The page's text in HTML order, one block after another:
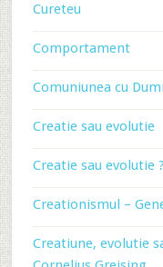
Cureteu
Comportament
Comuniunea cu
Creatie sau evolutie
Creatie sau evolutie
Creationismul –
Creatiune, evolutie